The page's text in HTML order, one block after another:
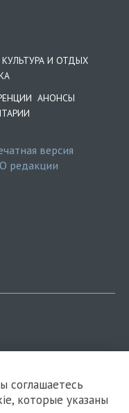
КУЛЬТУРА И ОТДЫХ
АНОНСЫ
версия
О редакции
соглашаетесь
которые указаны